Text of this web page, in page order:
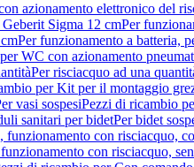
azionamento elettronico del
Sigma 12 cmPer
Per funzionamento a batteria,
WC con azionamento
Per risciacquo ad una
per Kit per il montaggio
vasi sospesiPezzi di ricambio
sanitari per bidetPer bidet
con risciacquo,
con risciacquo,